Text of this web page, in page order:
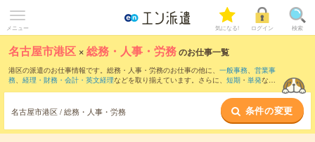
メニュー 気になる! ログイン 検索
名古屋市港区 ×総務・人事・労務のお仕事一覧
港区の派遣のお仕事情報です。総務・人事・労務のお仕事の他に、 一般事務、 営業事
務、 経理・財務・会計・英文経理などを取り揃えています。さらに、 短期 ・ 単発など
名古屋市港区 / 総務・人事・労務 条件の変更